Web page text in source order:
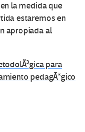
la medida que
estaremos en
apropiada al
para
pedagÃ³gico